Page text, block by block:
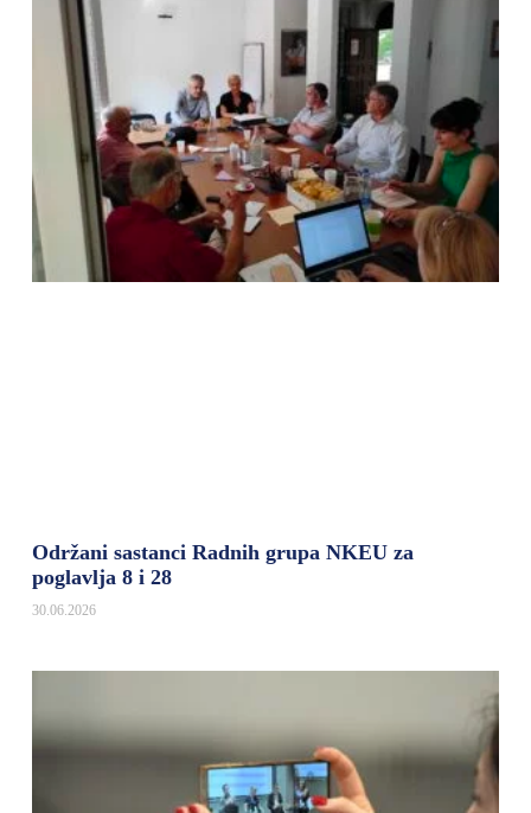
Održani sastanci Radnih grupa NKEU za
poglavlja 8 i 28
30.06.2026